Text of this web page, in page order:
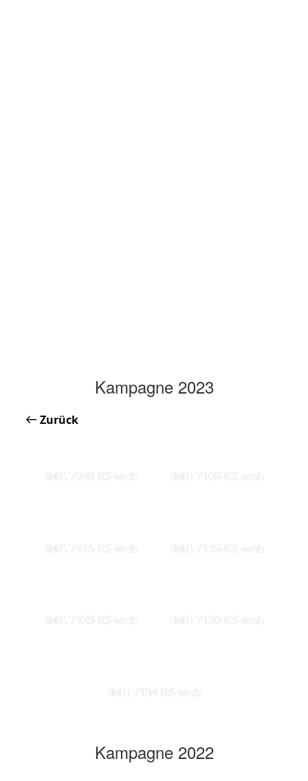
Kampagne 2023
Zurück
IMG 7098-KS-web IMG 7109-KS-web
IMG 7116-KS-web IMG 7119-KS-web
IMG 7123-KS-web IMG 7130-KS-web
IMG 7134-KS-web
Kampagne 2022